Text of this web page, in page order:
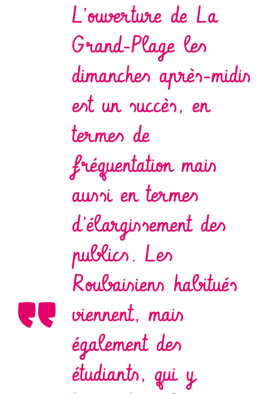
L’ouverture de La
Grand-Plage les
dimanches après-midis
est un succès, en
termes de
fréquentation mais
aussi en termes
d’élargissement des
publics. Les
Roubaisiens habitués
viennent, mais
également des
étudiants, qui y